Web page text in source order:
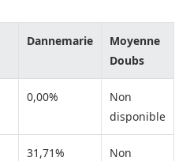
Dannemarie
Moyenne
Doubs
0,00%
Non
disponible
31,71%
Non